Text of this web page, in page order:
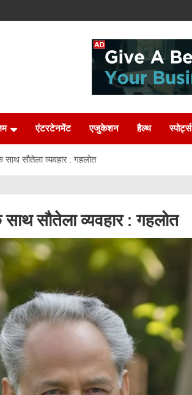
एंटरटेनमेंट एजुकेशन हैल्थ स्पोर्ट्स
सौतेला व्यवहार : गहलोत
सौतेला व्यवहार : गहलोत